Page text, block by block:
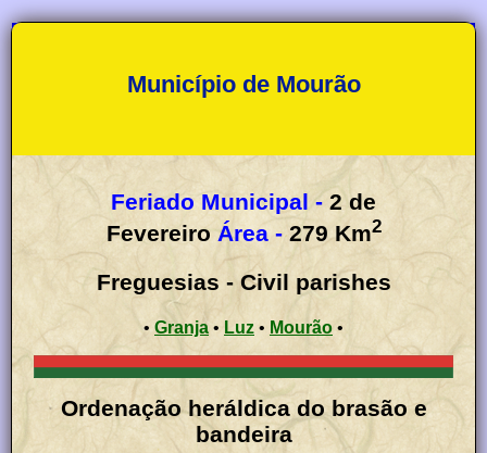
Município de Mourão
Feriado Municipal - 2 de
Fevereiro Área - 279 Km2
Freguesias - Civil parishes
• Granja • Luz • Mourão•
Ordenação heráldica do brasão e
bandeira